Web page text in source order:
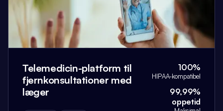
Telemedicin-platform til
fjernkonsultationer med
læger
100%
HIPAA-kompatibel
99,99%
oppetid